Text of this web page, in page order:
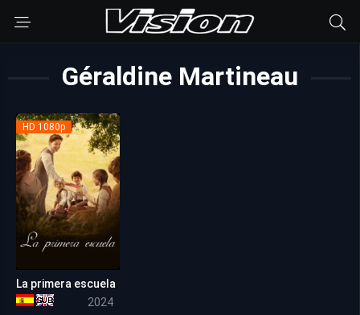
Géraldine Martineau
HD 1080p
La primera escuela
2024